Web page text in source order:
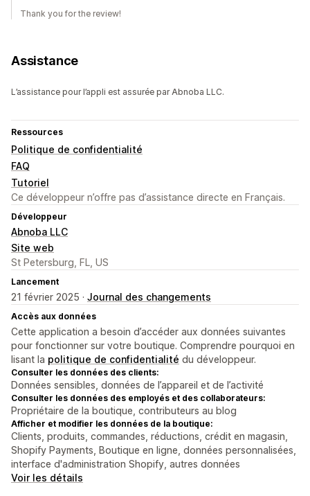
Thank you for the review!
Assistance
L’assistance pour l’appli est assurée par Abnoba LLC.
Ressources
Politique de confidentialité
FAQ
Tutoriel
Ce développeur n’offre pas d’assistance directe en Français.
Développeur
Abnoba LLC
Site web
St Petersburg, FL, US
Lancement
21 février 2025 · Journal des changements
Accès aux données
Cette application a besoin d’accéder aux données suivantes
pour fonctionner sur votre boutique. Comprendre pourquoi en
lisant la politique de confidentialité du développeur.
Consulter les données des clients:
Données sensibles, données de l’appareil et de l’activité
Consulter les données des employés et des collaborateurs:
Propriétaire de la boutique, contributeurs au blog
Afficher et modifier les données de la boutique:
Clients, produits, commandes, réductions, crédit en magasin,
Shopify Payments, Boutique en ligne, données personnalisées,
interface d'administration Shopify, autres données
Voir les détails